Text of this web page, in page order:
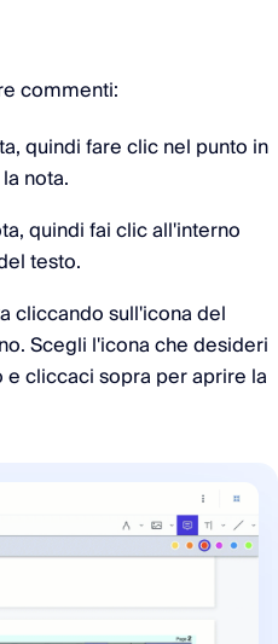
commenti:
quindi fare clic nel punto in
nota.
quindi fai clic all'interno
testo.
cliccando sull'icona del
Scegli l'icona che desideri
cliccaci sopra per aprire la